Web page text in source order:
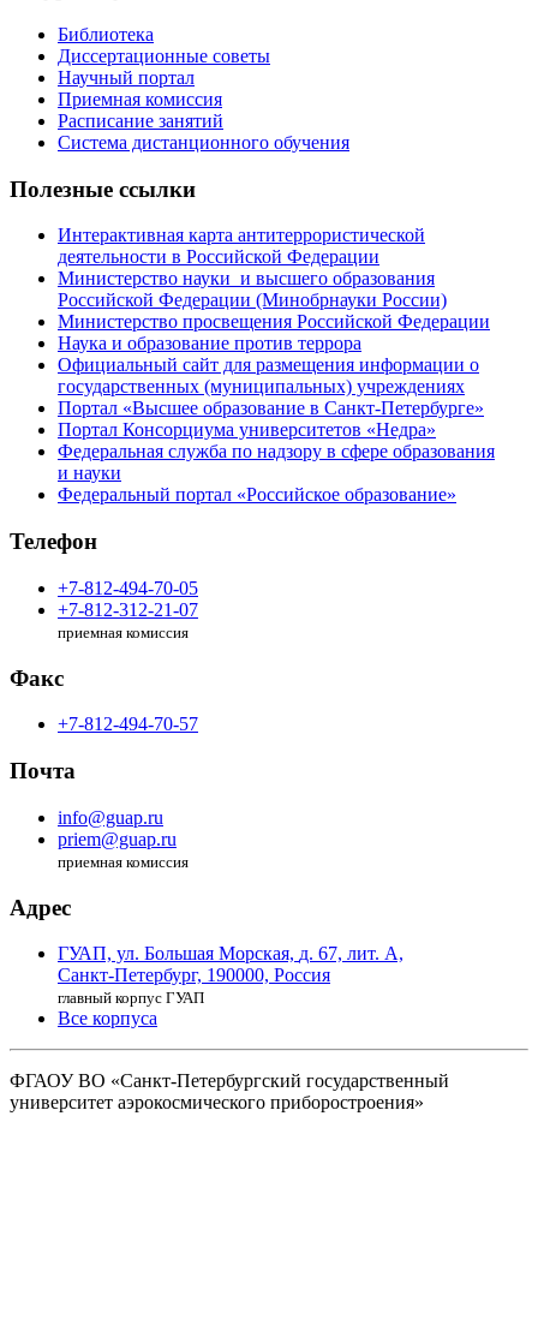
Библиотека
Диссертационные советы
Научный портал
Приемная комиссия
Расписание занятий
Система дистанционного обучения
Полезные ссылки
Интерактивная карта антитеррористической
деятельности в Российской Федерации
Министерство науки и высшего образования
Российской Федерации (Минобрнауки России)
Министерство просвещения Российской Федерации
Наука и образование против террора
Официальный сайт для размещения информации о
государственных (муниципальных) учреждениях
Портал «Высшее образование в Санкт-Петербурге»
Портал Консорциума университетов «Недра»
Федеральная служба по надзору в сфере образования
и науки
Федеральный портал «Российское образование»
Телефон
+7-812-494-70-05
+7-812-312-21-07
приемная комиссия
Факс
+7-812-494-70-57
Почта
info@guap.ru
priem@guap.ru
приемная комиссия
Адрес
ГУАП, ул. Большая Морская, д. 67, лит. А,
Санкт-Петербург, 190000, Россия
главный корпус ГУАП
Все корпуса
ФГАОУ ВО «Санкт-Петербургский государственный
университет аэрокосмического приборостроения»